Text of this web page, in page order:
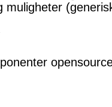
muligheter